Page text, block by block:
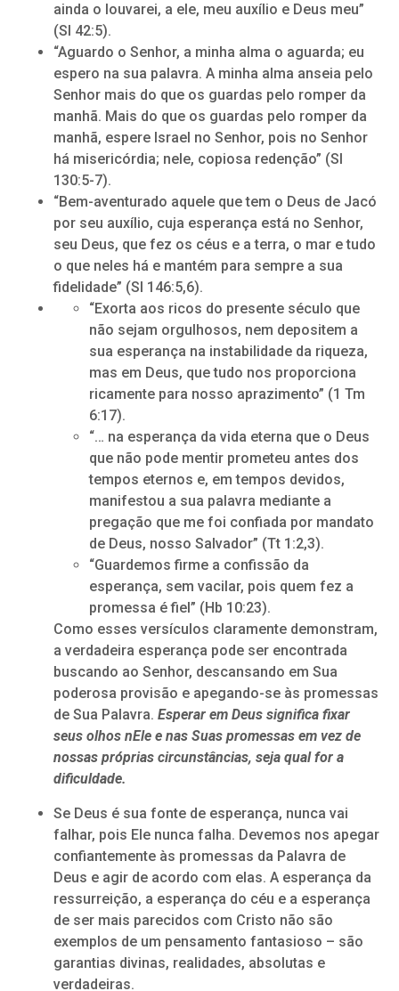
ainda o louvarei, a ele, meu auxílio e Deus meu”
(Sl 42:5).
“Aguardo o Senhor, a minha alma o aguarda; eu
espero na sua palavra. A minha alma anseia pelo
Senhor mais do que os guardas pelo romper da
manhã. Mais do que os guardas pelo romper da
manhã, espere Israel no Senhor, pois no Senhor
há misericórdia; nele, copiosa redenção” (Sl
130:5-7).
“Bem-aventurado aquele que tem o Deus de Jacó
por seu auxílio, cuja esperança está no Senhor,
seu Deus, que fez os céus e a terra, o mar e tudo
o que neles há e mantém para sempre a sua
fidelidade” (Sl 146:5,6).
“Exorta aos ricos do presente século que
não sejam orgulhosos, nem depositem a
sua esperança na instabilidade da riqueza,
mas em Deus, que tudo nos proporciona
ricamente para nosso aprazimento” (1 Tm
6:17).
“… na esperança da vida eterna que o Deus
que não pode mentir prometeu antes dos
tempos eternos e, em tempos devidos,
manifestou a sua palavra mediante a
pregação que me foi confiada por mandato
de Deus, nosso Salvador” (Tt 1:2,3).
“Guardemos firme a confissão da
esperança, sem vacilar, pois quem fez a
promessa é fiel” (Hb 10:23).
Como esses versículos claramente demonstram,
a verdadeira esperança pode ser encontrada
buscando ao Senhor, descansando em Sua
poderosa provisão e apegando-se às promessas
de Sua Palavra. Esperar em Deus significa fixar
seus olhos nEle e nas Suas promessas em vez de
nossas próprias circunstâncias, seja qual for a
dificuldade.
Se Deus é sua fonte de esperança, nunca vai
falhar, pois Ele nunca falha. Devemos nos apegar
confiantemente às promessas da Palavra de
Deus e agir de acordo com elas. A esperança da
ressurreição, a esperança do céu e a esperança
de ser mais parecidos com Cristo não são
exemplos de um pensamento fantasioso – são
garantias divinas, realidades, absolutas e
verdadeiras.